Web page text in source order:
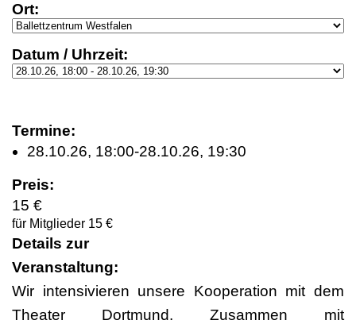
Ort:
Datum / Uhrzeit:
Termine:
28.10.26, 18:00-28.10.26, 19:30
Preis:
15 €
für Mitglieder 15 €
Details zur
Veranstaltung:
Wir intensivieren unsere Kooperation mit dem
Theater Dortmund. Zusammen mit